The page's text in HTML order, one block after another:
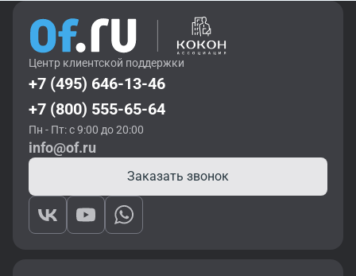
Центр клиентской поддержки
+7 (495) 646-13-46
+7 (800) 555-65-64
Пн - Пт: с 9:00 до 20:00
info@of.ru
Заказать звонок